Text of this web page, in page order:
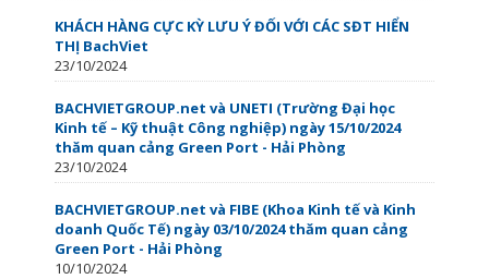
KHÁCH HÀNG CỰC KỲ LƯU Ý ĐỐI VỚI CÁC SĐT HIỂN
THỊ BachViet
23/10/2024
BACHVIETGROUP.net và UNETI (Trường Đại học
Kinh tế – Kỹ thuật Công nghiệp) ngày 15/10/2024
thăm quan cảng Green Port - Hải Phòng
23/10/2024
BACHVIETGROUP.net và FIBE (Khoa Kinh tế và Kinh
doanh Quốc Tế) ngày 03/10/2024 thăm quan cảng
Green Port - Hải Phòng
10/10/2024